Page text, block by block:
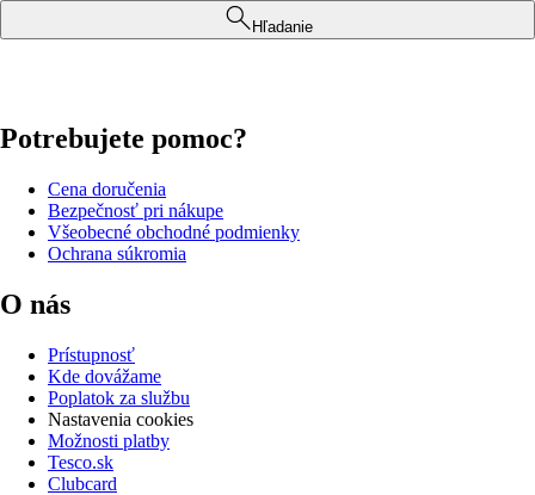
Hľadanie
Potrebujete pomoc?
Cena doručenia
Bezpečnosť pri nákupe
Všeobecné obchodné podmienky
Ochrana súkromia
O nás
Prístupnosť
Kde dovážame
Poplatok za službu
Nastavenia cookies
Možnosti platby
Tesco.sk
Clubcard